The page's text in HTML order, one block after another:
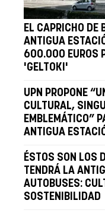
EL CAPRICHO DE
ANTIGUA
600.000 EUROS
'GELTOKI'
UPN PROPONE
CULTURAL,
EMBLEMÁTICO”
ANTIGUA
ÉSTOS SON LOS
TENDRÁ LA
AUTOBUSES:
SOSTENIBILIDAD